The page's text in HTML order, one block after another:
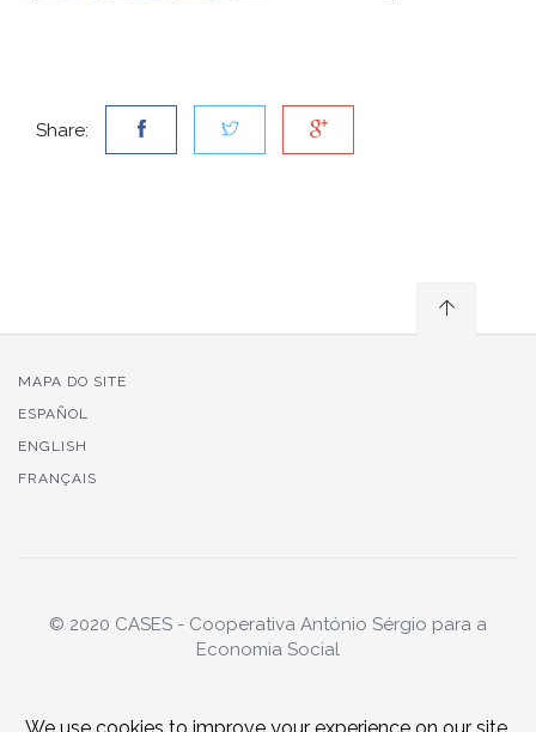
Share:
MAPA DO SITE
ESPAÑOL
ENGLISH
FRANÇAIS
© 2020 CASES - Cooperativa António Sérgio para a
Economia Social